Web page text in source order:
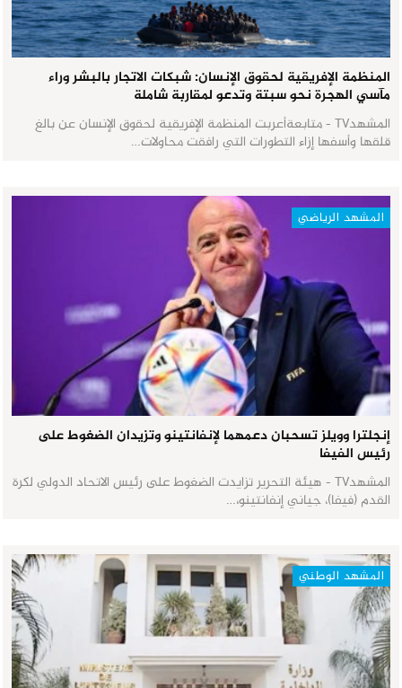
المنظمة الإفريقية لحقوق الإنسان: شبكات الاتجار بالبشر وراء
مآسي الهجرة نحو سبتة وتدعو لمقاربة شاملة
المشهدTV - متابعةأعربت المنظمة الإفريقية لحقوق الإنسان عن بالغ
قلقها وأسفها إزاء التطورات التي رافقت محاولات…
المشهد الرياضي
إنجلترا وويلز تسحبان دعمهما لإنفانتينو وتزيدان الضغوط على
رئيس الفيفا
المشهدTV - هيئة التحرير تزايدت الضغوط على رئيس الاتحاد الدولي لكرة
القدم (فيفا)، جياني إنفانتينو،…
المشهد الوطني